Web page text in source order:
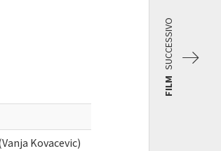
Kovacevic)
FILM
SUCCESSIVO